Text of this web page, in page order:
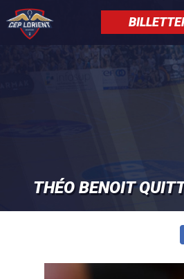
au
contenu
principal
THÉO BENOIT
Panneau de gestion des cookies